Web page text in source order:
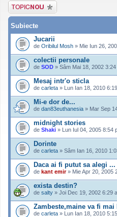
Scrie un subiect
nou
Subiecte
Jucarii
de Oribilul Mosh » Mie Iun 26,
colectii personale
de SOD » Sâm Mai 18, 2002 3:24
Mesaj intr'o sticla
de carleta » Lun Ian 18, 2010
Mi-e dor de...
de dan83euthanesia » Mar Sep
midnight stories
de Shaki » Lun Iul 04, 2005 8:54
Dorinte
de carleta » Sâm Ian 16, 2010
Daca ai fi putut sa alegi ...
de kant emir» Mie Apr 20, 2005
exista destin?
de salty » Joi Dec 19, 2002 6:29
Zambeste,maine va fi mai
de carleta » Lun Ian 18, 2010